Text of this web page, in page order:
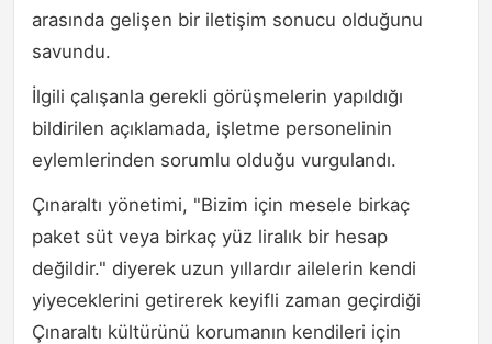
arasında gelişen bir iletişim sonucu olduğunu
savundu.
İlgili çalışanla gerekli görüşmelerin yapıldığı
bildirilen açıklamada, işletme personelinin
eylemlerinden sorumlu olduğu vurgulandı.
Çınaraltı yönetimi, "Bizim için mesele birkaç
paket süt veya birkaç yüz liralık bir hesap
değildir." diyerek uzun yıllardır ailelerin kendi
yiyeceklerini getirerek keyifli zaman geçirdiği
Çınaraltı kültürünü korumanın kendileri için